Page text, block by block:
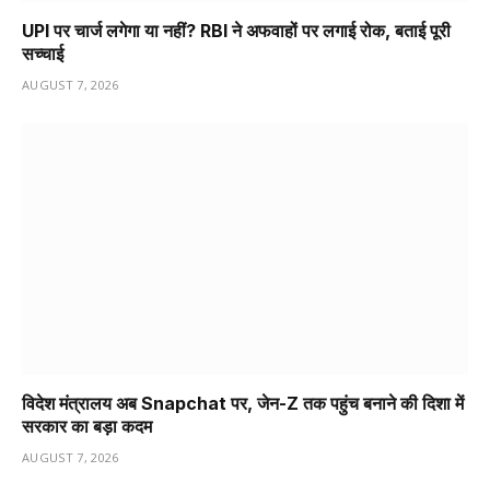
UPI पर चार्ज लगेगा या नहीं? RBI ने अफवाहों पर लगाई रोक, बताई पूरी
सच्चाई
AUGUST 7, 2026
विदेश मंत्रालय अब Snapchat पर, जेन-Z तक पहुंच बनाने की दिशा में
सरकार का बड़ा कदम
AUGUST 7, 2026